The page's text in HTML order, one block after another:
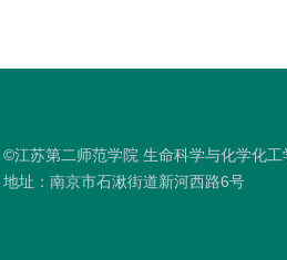
©江苏第二师范学院 生命科学与化学化工
地址：南京市石湫街道新河西路6号